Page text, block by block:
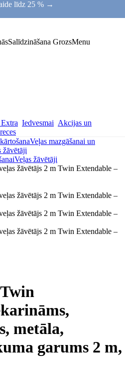
līdz 25 % →
Salīdzināšana GrozsMenu
Iedvesmai Akcijas un
Veļas mazgāšanai un
žāvētāji
Veļas žāvētāji
metāla,
garums 2 m,